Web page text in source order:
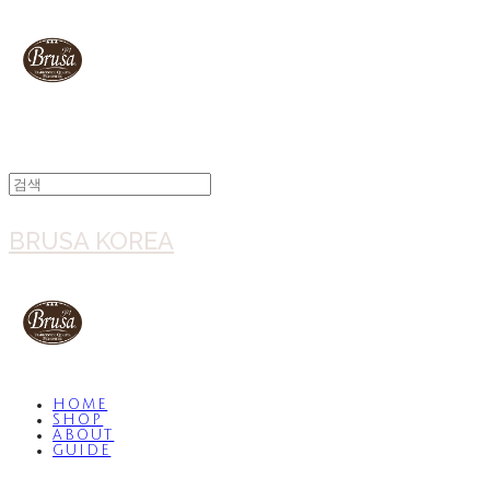
BRUSA KOREA
HOME
SHOP
ABOUT
GUIDE